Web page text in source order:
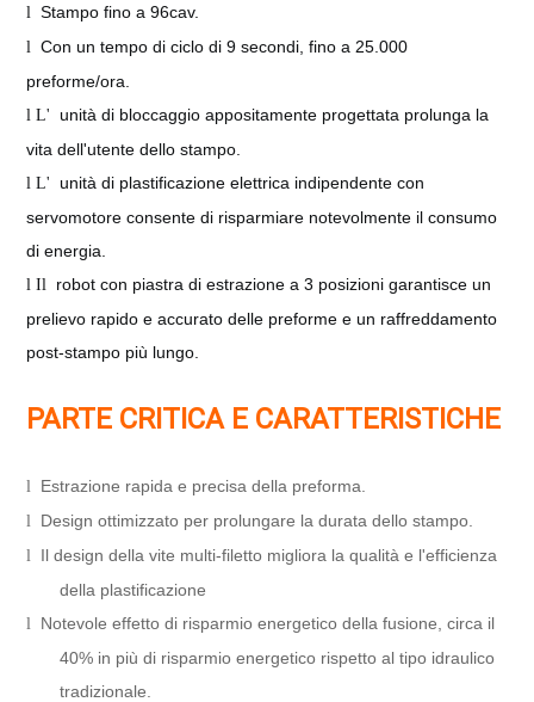
l Stampo fino a 96cav.
l
Con un tempo di ciclo di 9 secondi, fino a 25.000
preforme/ora.
l L'
unità di bloccaggio appositamente progettata prolunga la
vita dell'utente dello stampo.
l L'
unità di plastificazione elettrica indipendente con
servomotore consente di risparmiare notevolmente il consumo
di energia.
l Il
robot con piastra di estrazione a 3 posizioni garantisce un
prelievo rapido e accurato delle preformee un raffreddamento
post-stampo più lungo.
PARTE CRITICA E CARATTERISTICHE
l Estrazione rapida e precisa della preforma.
l Design ottimizzato per prolungare la durata dello stampo.
l
Il design della vite multi-filetto migliora la qualità e l'efficienza
della plastificazione
l
Notevole effetto di risparmio energetico della fusione, circa il
40% in più di risparmio energetico rispetto al tipo idraulico
tradizionale.